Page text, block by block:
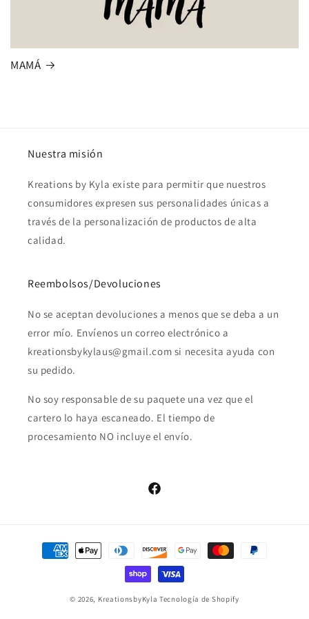
MAMÁ
Nuestra misión
Kreations by Kyla existe para permitir que nuestros
consumidores expresen sus personalidades únicas a
través de la personalización de productos de alta
calidad.
Reembolsos/Devoluciones
No se aceptan devoluciones a menos que se deba a un
error mío. Envíenos un correo electrónico a
kreationsbykylaus@gmail.com si necesita ayuda con
su pedido.
No soy responsable de su paquete una vez que el
cartero lo haya escaneado. El tiempo de
procesamiento NO incluye el envío.
Facebook
Formas
© 2026, KreationsbyKyla Tecnología de Shopify